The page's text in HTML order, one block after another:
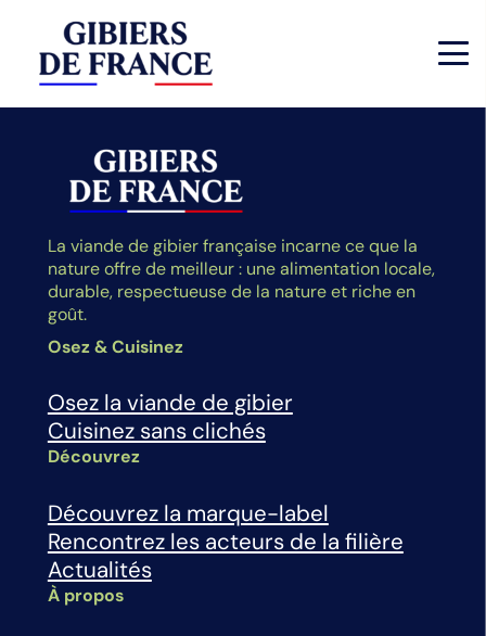
La viande de gibier française incarne ce que la
nature offre de meilleur : une alimentation locale,
durable, respectueuse de la nature et riche en
goût.
Osez & Cuisinez
Osez la viande de gibier
Cuisinez sans clichés
Découvrez
Découvrez la marque-label
Rencontrez les acteurs de la filière
Actualités
À propos